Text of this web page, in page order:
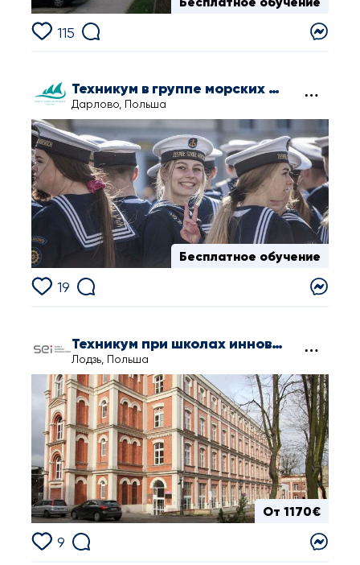
115
Техникум в группе морских школ в Дарлово
Дарлово, Польша
Бесплатное обучение
19
Техникум при школах инновационного образования
Лодзь, Польша
От 1170€
9